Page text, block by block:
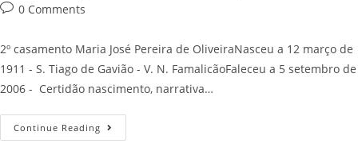
author:
published:
Post0 Comments
2º casamento Maria José Pereira de OliveiraNasceu a 12 março de
1911 - S. Tiago de Gavião - V. N. FamalicãoFaleceu a 5 setembro de
2006 - Certidão nascimento, narrativa…
Continue Reading Maria
José